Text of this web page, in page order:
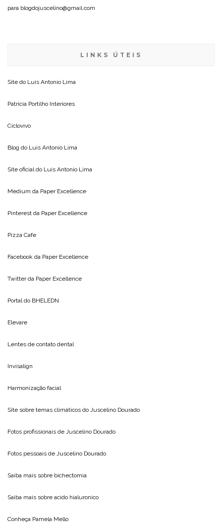
para blogdojuscelino@gmail.com
LINKS ÚTEIS
Site do Luis Antonio Lima
Patricia Portilho Interiores
Ciclovivo
Blog do Luis Antonio Lima
Site oficial do Luis Antonio Lima
Medium da Paper Excellence
Pinterest da Paper Excellence
Pizza Cafe
Facebook da Paper Excellence
Twitter da Paper Excellence
Portal do BHELEDN
Elevare
Lentes de contato dental
Invisalign
Harmonização facial
Site sobre temas climáticos do Juscelino Dourado
Fotos profissionais de Juscelino Dourado
Fotos pessoais de Juscelino Dourado
Saiba mais sobre bichectomia
Saiba mais sobre acido hialuronico
Conheça Pamela Mello